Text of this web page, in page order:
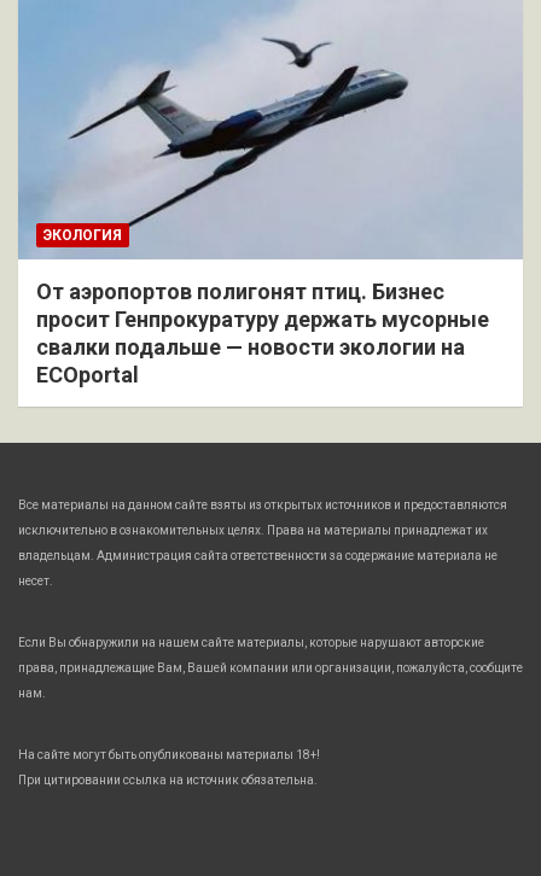
ЭКОЛОГИЯ
От аэропортов полигонят птиц. Бизнес
просит Генпрокуратуру держать мусорные
свалки подальше — новости экологии на
ECOportal
Все материалы на данном сайте взяты из открытых источников и предоставляются
исключительно в ознакомительных целях. Права на материалы принадлежат их
владельцам. Администрация сайта ответственности за содержание материала не
несет.
Если Вы обнаружили на нашем сайте материалы, которые нарушают авторские
права, принадлежащие Вам, Вашей компании или организации, пожалуйста, сообщите
нам.
На сайте могут быть опубликованы материалы 18+!
При цитировании ссылка на источник обязательна.